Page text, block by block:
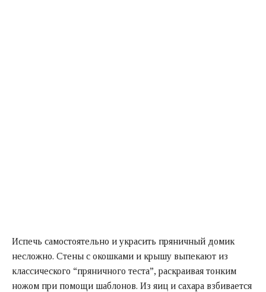
Испечь самостоятельно и украсить пряничный домик
несложно. Стены с окошками и крышу выпекают из
классического “пряничного теста”, раскраивая тонким
ножом при помощи шаблонов. Из яиц и сахара взбивается